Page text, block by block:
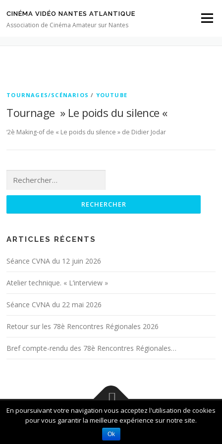
CINÉMA VIDÉO NANTES ATLANTIQUE
Association de Cinéma Amateur sur Nantes
Menu
CATÉGORIE :YOUTUBE
TOURNAGES/SCÉNARIOS / YOUTUBE
Tournage » Le poids du silence «
‘2è Making-of de « Le poids du silence » de Didier Jodar
ARTICLES RÉCENTS
Séance CVNA du 12 juin 2026
Atelier technique. « L’interview »
Séance CVNA du 22 mai 2026
Retour sur les 78è Rencontres Régionales 2026
Bref compte-rendu des 78è Rencontres Régionales…
© 2026Cinéma Vidéo Nantes Atlantique
En poursuivant votre navigation vous acceptez l'utilisation de cookies
pour vous garantir la meilleure expérience sur notre site.
Ok